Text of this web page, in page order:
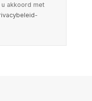
u akkoord met
-